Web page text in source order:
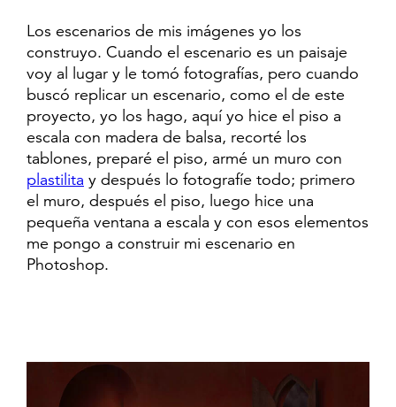
Los escenarios de mis imágenes yo los
construyo. Cuando el escenario es un paisaje
voy al lugar y le tomó fotografías, pero cuando
buscó replicar un escenario, como el de este
proyecto, yo los hago, aquí yo hice el piso a
escala con madera de balsa, recorté los
tablones, preparé el piso, armé un muro con
plastilita y después lo fotografíe todo; primero
el muro, después el piso, luego hice una
pequeña ventana a escala y con esos elementos
me pongo a construir mi escenario en
Photoshop.